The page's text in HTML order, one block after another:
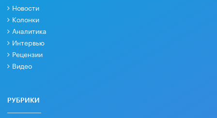
Новости
Колонки
Аналитика
Интервью
Рецензии
Видео
РУБРИКИ